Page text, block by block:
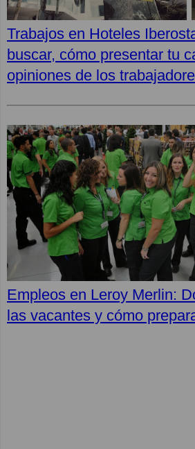
Trabajos en Hoteles
buscar, cómo presentar tu
opiniones de los
Empleos en Leroy Merlin:
las vacantes y cómo